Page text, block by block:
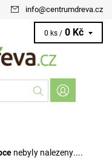
info@centrumdreva.cz
0 ks / 0 Kč
nebyly nalezeny....